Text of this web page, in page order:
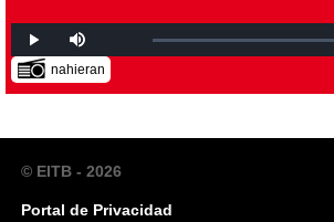
nahieran
© EITB - 2026
Portal de Privacidad